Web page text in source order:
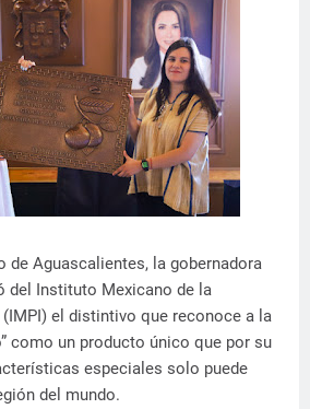
de Aguascalientes, la gobernadora
del Instituto Mexicano de la
el distintivo que reconoce a la
como un producto único que por su
especiales solo puede
del mundo.